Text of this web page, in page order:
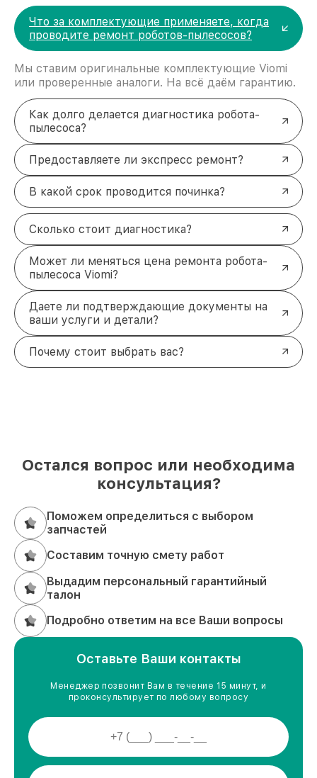
Что за комплектующие применяете, когда
проводите ремонт роботов-пылесосов?
Мы ставим оригинальные комплектующие Viomi
или проверенные аналоги. На всё даём гарантию.
Как долго делается диагностика робота-
пылесоса?
Предоставляете ли экспресс ремонт?
В какой срок проводится починка?
Сколько стоит диагностика?
Может ли меняться цена ремонта робота-
пылесоса Viomi?
Даете ли подтверждающие документы на
ваши услуги и детали?
Почему стоит выбрать вас?
Остался вопрос или необходима
консультация?
Поможем определиться с выбором
запчастей
Составим точную смету работ
Выдадим персональный гарантийный
талон
Подробно ответим на все Ваши вопросы
Оставьте Ваши контакты
Менеджер позвонит Вам в течение 15 минут, и
проконсультирует по любому вопросу